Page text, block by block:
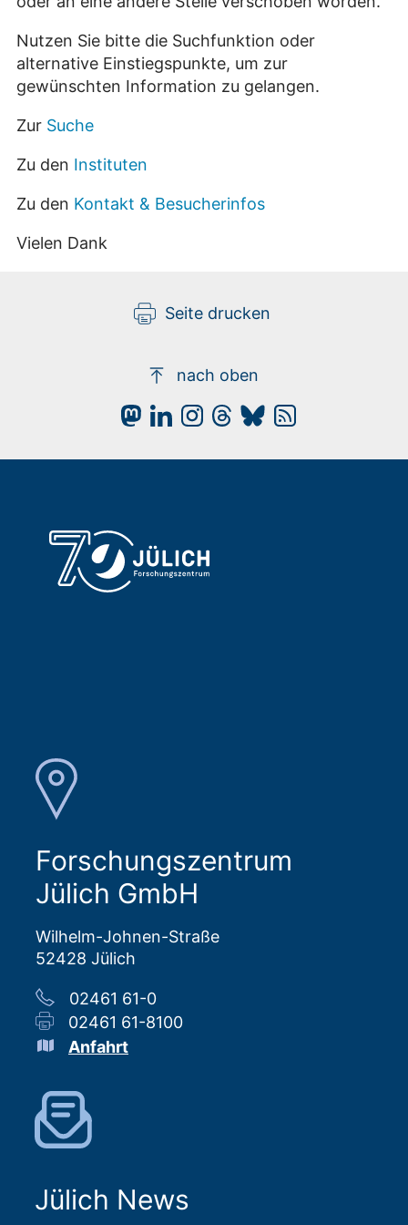
Nutzen Sie bitte die Suchfunktion oder
alternative Einstiegspunkte, um zur
gewünschten Information zu gelangen.
Zur Suche
Zu den Instituten
Zu den Kontakt & Besucherinfos
Vielen Dank
Seite drucken
nach oben
Forschungszentrum
Jülich GmbH
Wilhelm-Johnen-Straße
52428 Jülich
02461 61-0
02461 61-8100
Anfahrt
Jülich News